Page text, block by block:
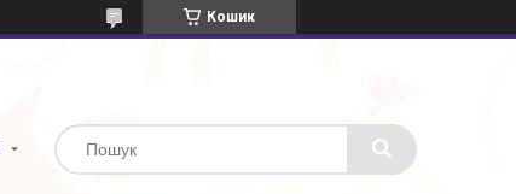
Кошик